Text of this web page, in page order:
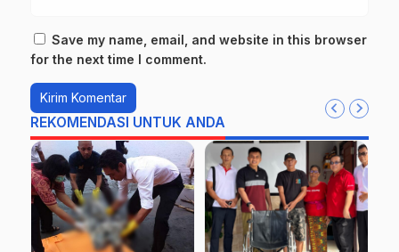
Save my name, email, and website in this browser
for the next time I comment.
REKOMENDASI UNTUK ANDA